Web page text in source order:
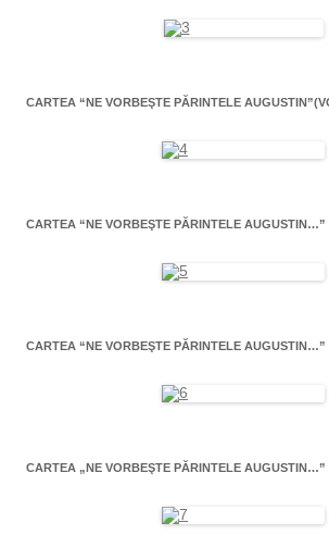
CARTEA “NE VORBEŞTE PĂRINTELE
CARTEA “NE VORBEŞTE PĂRINTELE AUGUSTIN…”
CARTEA “NE VORBEŞTE PĂRINTELE AUGUSTIN…”
CARTEA „NE VORBEŞTE PĂRINTELE AUGUSTIN…”